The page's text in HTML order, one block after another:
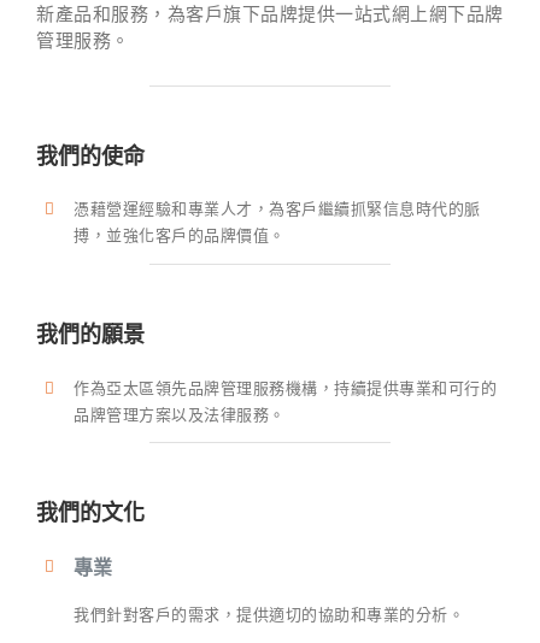
新產品和服務，為客戶旗下品牌提供一站式網上網下品牌
管理服務。
我們的使命
憑藉營運經驗和專業人才，為客戶繼續抓緊信息時代的脈
搏，並強化客戶的品牌價值。
我們的願景
作為亞太區領先品牌管理服務機構，持續提供專業和可行的
品牌管理方案以及法律服務。
我們的文化
專業
我們針對客戶的需求，提供適切的協助和專業的分析。